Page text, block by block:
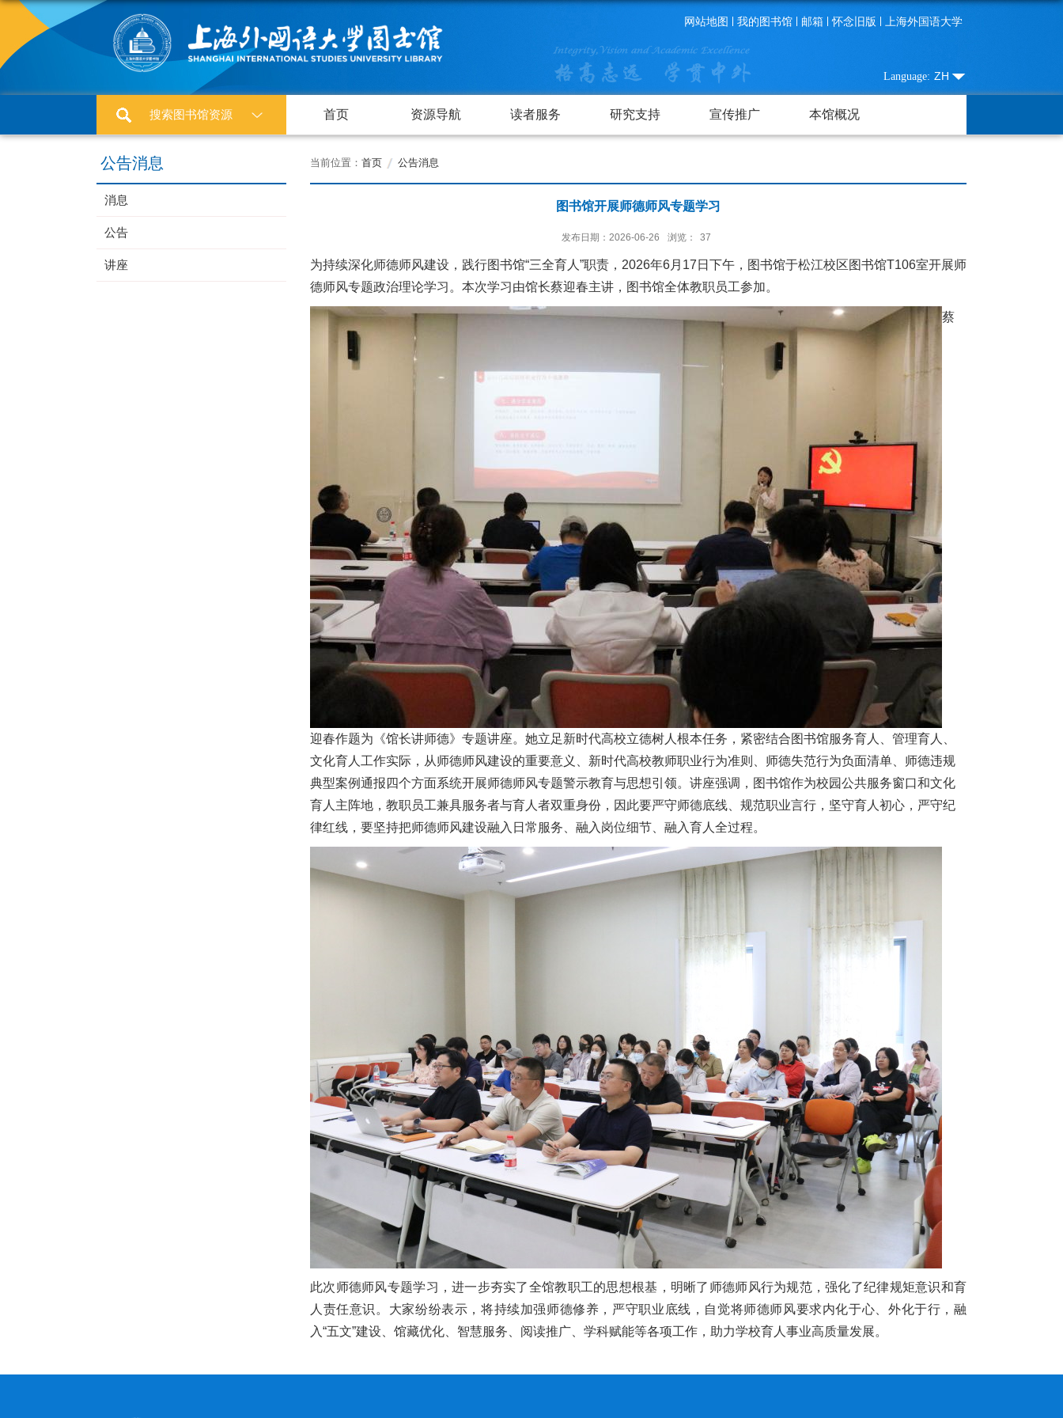
网站地图 我的图书馆 邮箱 怀念旧版 上海外国语大学
Language: ZH
搜索图书馆资源 首页 资源导航 读者服务 研究支持 宣传推广 本馆概况
公告消息
消息
公告
讲座
当前位置： 首页 公告消息
图书馆开展师德师风专题学习
发布日期：2026-06-26 浏览： 37
为持续深化师德师风建设，践行图书馆“三全育人”职责，2026年6月17日下午，图书馆于松江校区图书馆T106室开展师
德师风专题政治理论学习。本次学习由馆长蔡迎春主讲，图书馆全体教职员工参加。
蔡
迎春作题为《馆长讲师德》专题讲座。她立足新时代高校立德树人根本任务，紧密结合图书馆服务育人、管理育人、
文化育人工作实际，从师德师风建设的重要意义、新时代高校教师职业行为准则、师德失范行为负面清单、师德违规
典型案例通报四个方面系统开展师德师风专题警示教育与思想引领。讲座强调，图书馆作为校园公共服务窗口和文化
育人主阵地，教职员工兼具服务者与育人者双重身份，因此要严守师德底线、规范职业言行，坚守育人初心，严守纪
律红线，要坚持把师德师风建设融入日常服务、融入岗位细节、融入育人全过程。
此次师德师风专题学习，进一步夯实了全馆教职工的思想根基，明晰了师德师风行为规范，强化了纪律规矩意识和育
人责任意识。大家纷纷表示，将持续加强师德修养，严守职业底线，自觉将师德师风要求内化于心、外化于行，融
入“五文”建设、馆藏优化、智慧服务、阅读推广、学科赋能等各项工作，助力学校育人事业高质量发展。